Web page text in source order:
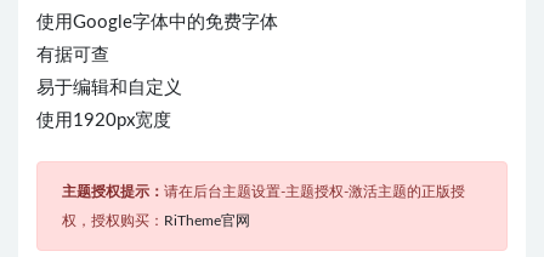
使用Google字体中的免费字体
有据可查
易于编辑和自定义
使用1920px宽度
主题授权提示： 请在后台主题设置-主题授权-激活主题的正版授
权，授权购买： RiTheme官网